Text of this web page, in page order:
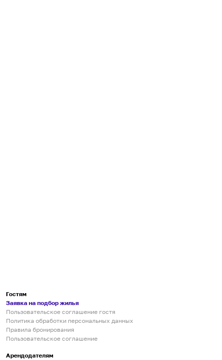
Гостям
Заявка на подбор жилья
Пользовательское соглашение гостя
Политика обработки персональных данных
Правила бронирования
Пользовательское соглашение
Арендодателям